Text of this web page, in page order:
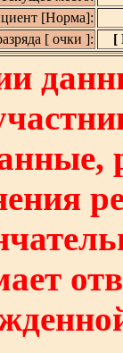
[Норма]:
[ очки ]:
[